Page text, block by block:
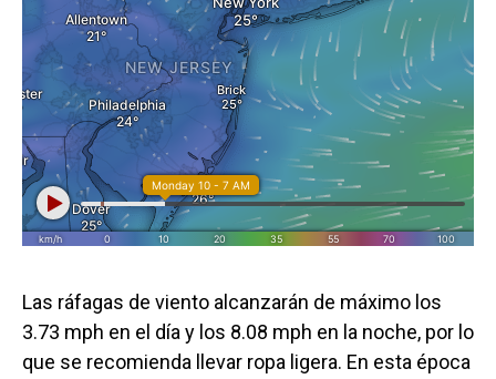
Las ráfagas de viento alcanzarán de máximo los
3.73 mph en el día y los 8.08 mph en la noche, por lo
que se recomienda llevar ropa ligera. En esta época